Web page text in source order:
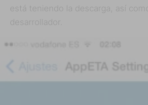
está teniendo la descarga, así
desarrollador.